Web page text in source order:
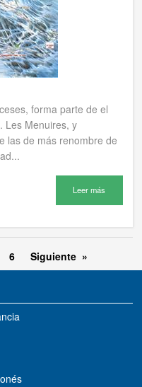
forma parte de el
Les Menuires, y
las de más renombre de
Leer más
6 Siguiente »